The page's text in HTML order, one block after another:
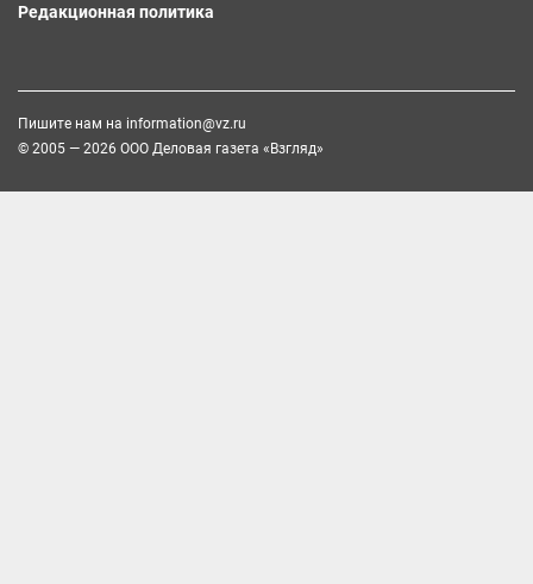
Редакционная политика
Пишите нам на information@vz.ru
© 2005 — 2026 ООО Деловая газета «Взгляд»